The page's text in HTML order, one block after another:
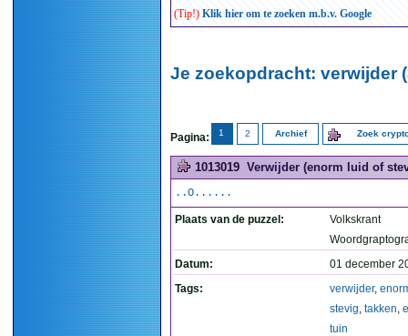
(Tip!) Klik hier om te zoeken m.b.v. Google
Je zoekopdracht: verwijder
Pagina: 1 2 Archief Zoek
1013019 Verwijder (enorm luid of
..O......
Plaats van de puzzel:
Volkskrant
Datum:
01 december
Tags:
verwijder,
stevig, takken,
tuin